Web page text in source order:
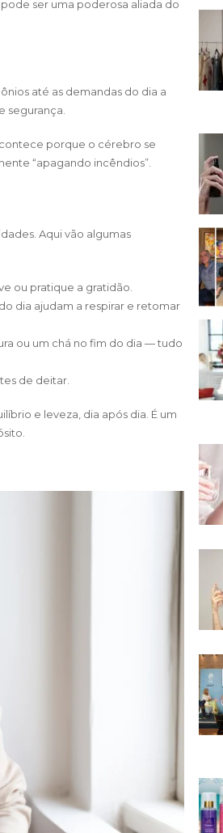
ser uma poderosa aliada do
até as demandas do dia a
segurança.
porque o cérebro se
“apagando incêndios”.
Aqui vão algumas
ou pratique a gratidão.
dia ajudam a respirar e retomar
ou um chá no fim do dia — tudo
de deitar.
e leveza, dia após dia. É um